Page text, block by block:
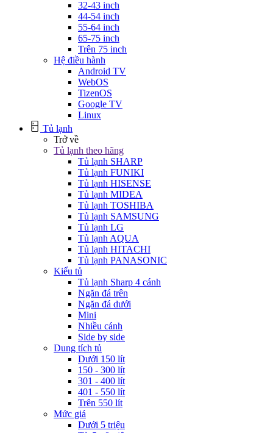
32-43 inch
44-54 inch
55-64 inch
65-75 inch
Trên 75 inch
Hệ điều hành
Android TV
WebOS
TizenOS
Google TV
Linux
Tủ lạnh
Trở về
Tủ lạnh theo hãng
Tủ lạnh SHARP
Tủ lạnh FUNIKI
Tủ lạnh HISENSE
Tủ lạnh MIDEA
Tủ lạnh TOSHIBA
Tủ lạnh SAMSUNG
Tủ lạnh LG
Tủ lạnh AQUA
Tủ lạnh HITACHI
Tủ lạnh PANASONIC
Kiểu tủ
Tủ lạnh Sharp 4 cánh
Ngăn đá trên
Ngăn đá dưới
Mini
Nhiều cánh
Side by side
Dung tích tủ
Dưới 150 lít
150 - 300 lít
301 - 400 lít
401 - 550 lít
Trên 550 lít
Mức giá
Dưới 5 triệu